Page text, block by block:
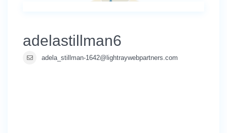
adelastillman6
adela_stillman-1642@lightraywebpartners.com